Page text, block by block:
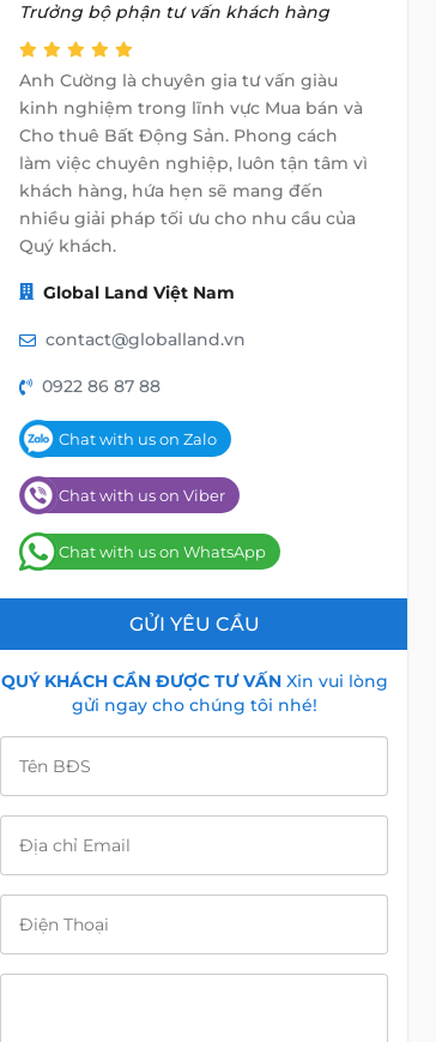
Trưởng bộ phận tư vấn khách hàng
Anh Cường là chuyên gia tư vấn giàu
kinh nghiệm trong lĩnh vực Mua bán và
Cho thuê Bất Động Sản. Phong cách
làm việc chuyên nghiệp, luôn tận tâm vì
khách hàng, hứa hẹn sẽ mang đến
nhiều giải pháp tối ưu cho nhu cầu của
Quý khách.
Global Land Việt Nam
contact@globalland.vn
0922 86 87 88
Chat with us on Zalo
Chat with us on Viber
Chat with us on WhatsApp
GỬI YÊU CẦU
QUÝ KHÁCH CẦN ĐƯỢC TƯ VẤNXin vui lòng
gửi ngay cho chúng tôi nhé!
Tên BĐS
Địa chỉ Email
Điện Thoại